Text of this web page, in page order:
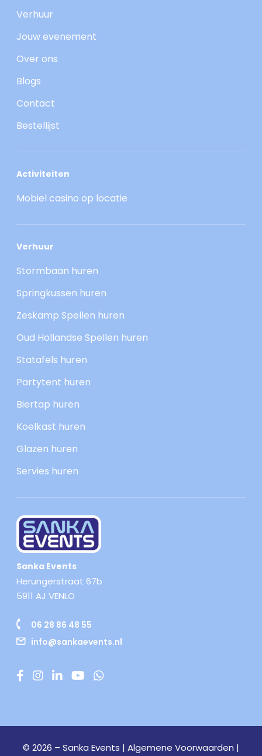
Verhuur
Jouw evenement
Over ons
Blogs
Contact
Bestellijst
Activiteiten
Mobiel casino op locatie
Verhuur
Stormbaan huren
Springkussen huren
Zeskamp Spellen huren
Oud Hollandse Spellen huren
Statafels huren
Partytent huren
Biertap huren
Koelkast huren
Glazen huren
Servies huren
Sanka Events
Herungerstraat 67b
5911 AJ VENLO
06 28 86 48 55
info@sankaevents.nl
© 2026 – Sanka Events | Algemene Voorwaarden |